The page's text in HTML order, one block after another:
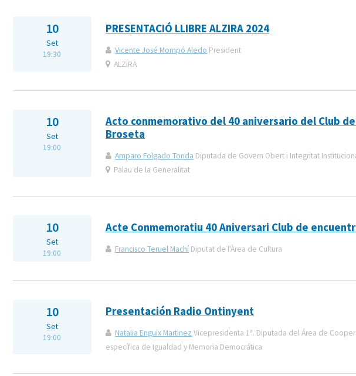
10
Set
19:30
PRESENTACIÓ LLIBRE ALZIRA 2024
Vicente José Mompó Aledo President
ALZIRA
10
Set
19:00
Acto conmemorativo del 40 aniversario del Club
Broseta
Amparo Folgado Tonda Diputada de Govern Obert i Integritat
Palau de la Generalitat
10
Set
19:00
Acte Conmemoratiu 40 Aniversari Club de encuentro
Francisco Teruel Machí Diputat de l'Àrea de Cultura
10
Set
19:00
Presentación Radio Ontinyent
Natalia Enguix Martinez Vicepresidenta 1ª. Diputada del Área de
específica de Igualdad y Memoria Democrática